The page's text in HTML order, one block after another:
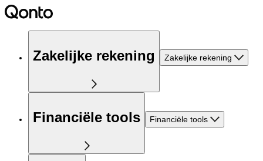
Zakelijke rekening Zakelijke rekening
Financiële tools Financiële tools